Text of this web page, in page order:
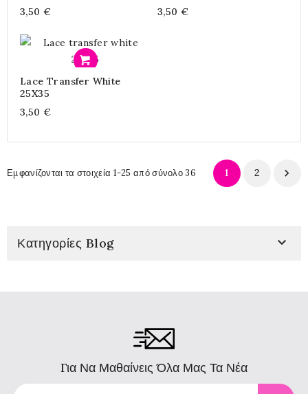
3,50 €
3,50 €
Lace Transfer White
25X35
3,50 €
Εμφανίζονται τα στοιχεία 1-25 από σύνολο 36 1 2 
Κατηγορίες Blog 
Για Να Μαθαίνεις Όλα Μας Τα Νέα